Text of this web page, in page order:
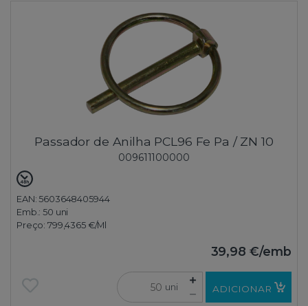
Passador de Anilha PCL96 Fe Pa / ZN 10
009611100000
EAN: 5603648405944
Emb.:50 uni
Preço: 799,4365 €/Ml
39,98 €/emb
uni ADICIONAR